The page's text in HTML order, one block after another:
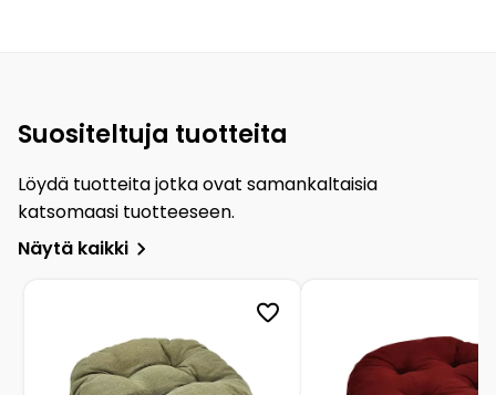
Suositeltuja tuotteita
Löydä tuotteita jotka ovat samankaltaisia
katsomaasi tuotteeseen.
Näytä kaikki